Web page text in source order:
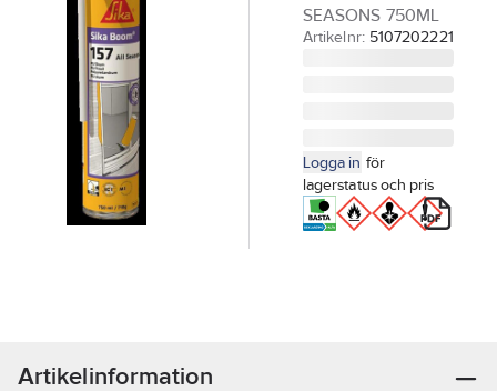
SEASONS 750ML
Artikelnr: 5107202221
Logga in för
lagerstatus och pris
Artikelinformation